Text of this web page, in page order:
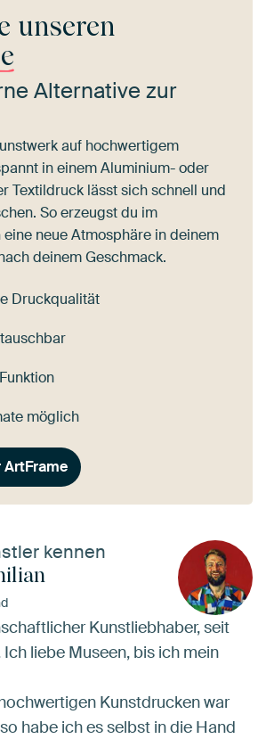
unseren
Alternative zur
auf hochwertigem
in einem Aluminium- oder
Textildruck lässt sich schnell und
So erzeugst du im
neue Atmosphäre in deinem
deinem Geschmack.
Druckqualität
möglich
ArtFrame
kennen
Kunstliebhaber, seit
liebe Museen, bis ich mein
Kunstdrucken war
habe ich es selbst in die Hand